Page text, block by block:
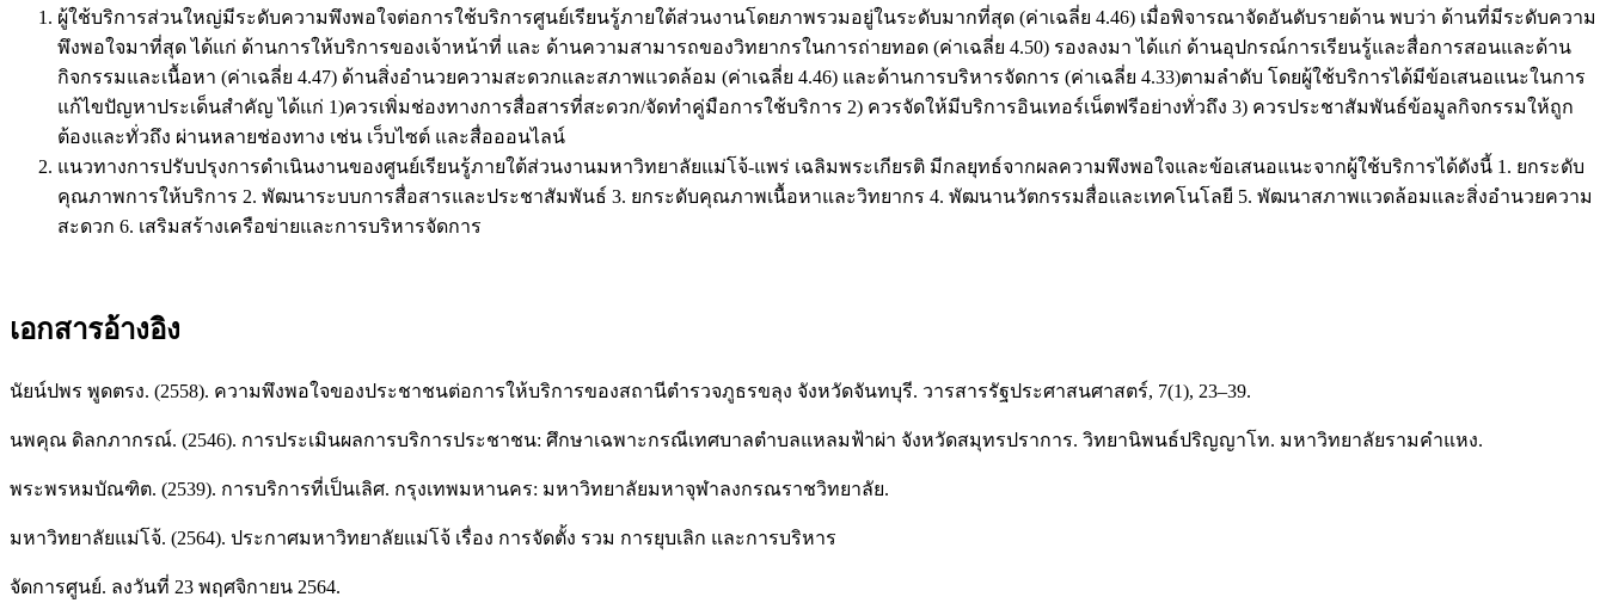
ผู้ใช้บริการส่วนใหญ่มีระดับความพึงพอใจต่อการใช้บริการศูนย์เรียนรู้ภายใต้ส่วนงานโดยภาพรวมอยู่ในระดับมากที่สุด (ค่าเฉลี่ย 4.46) เมื่อพิจารณาจัดอันดับรายด้าน พบว่า ด้านที่มีระดับความ
พึงพอใจมาที่สุด ได้แก่ ด้านการให้บริการของเจ้าหน้าที่ และ ด้านความสามารถของวิทยากรในการถ่ายทอด (ค่าเฉลี่ย 4.50) รองลงมา ได้แก่ ด้านอุปกรณ์การเรียนรู้และสื่อการสอนและด้าน
กิจกรรมและเนื้อหา (ค่าเฉลี่ย 4.47) ด้านสิ่งอำนวยความสะดวกและสภาพแวดล้อม (ค่าเฉลี่ย 4.46) และด้านการบริหารจัดการ (ค่าเฉลี่ย 4.33)ตามลำดับ โดยผู้ใช้บริการได้มีข้อเสนอแนะในการ
แก้ไขปัญหาประเด็นสำคัญ ได้แก่ 1)ควรเพิ่มช่องทางการสื่อสารที่สะดวก/จัดทำคู่มือการใช้บริการ 2) ควรจัดให้มีบริการอินเทอร์เน็ตฟรีอย่างทั่วถึง 3) ควรประชาสัมพันธ์ข้อมูลกิจกรรมให้ถูก
ต้องและทั่วถึง ผ่านหลายช่องทาง เช่น เว็บไซต์ และสื่อออนไลน์
แนวทางการปรับปรุงการดำเนินงานของศูนย์เรียนรู้ภายใต้ส่วนงานมหาวิทยาลัยแม่โจ้-แพร่ เฉลิมพระเกียรติ มีกลยุทธ์จากผลความพึงพอใจและข้อเสนอแนะจากผู้ใช้บริการได้ดังนี้ 1. ยกระดับ
คุณภาพการให้บริการ 2. พัฒนาระบบการสื่อสารและประชาสัมพันธ์ 3. ยกระดับคุณภาพเนื้อหาและวิทยากร 4. พัฒนานวัตกรรมสื่อและเทคโนโลยี 5. พัฒนาสภาพแวดล้อมและสิ่งอำนวยความ
สะดวก 6. เสริมสร้างเครือข่ายและการบริหารจัดการ
เอกสารอ้างอิง
นัยน์ปพร พูดตรง. (2558). ความพึงพอใจของประชาชนต่อการให้บริการของสถานีตำรวจภูธรขลุง จังหวัดจันทบุรี. วารสารรัฐประศาสนศาสตร์, 7(1), 23–39.
นพคุณ ดิลกภากรณ์. (2546). การประเมินผลการบริการประชาชน: ศึกษาเฉพาะกรณีเทศบาลตำบลแหลมฟ้าผ่า จังหวัดสมุทรปราการ. วิทยานิพนธ์ปริญญาโท. มหาวิทยาลัยรามคำแหง.
พระพรหมบัณฑิต. (2539). การบริการที่เป็นเลิศ. กรุงเทพมหานคร: มหาวิทยาลัยมหาจุฬาลงกรณราชวิทยาลัย.
มหาวิทยาลัยแม่โจ้. (2564). ประกาศมหาวิทยาลัยแม่โจ้ เรื่อง การจัดตั้ง รวม การยุบเลิก และการบริหาร
จัดการศูนย์. ลงวันที่ 23 พฤศจิกายน 2564.